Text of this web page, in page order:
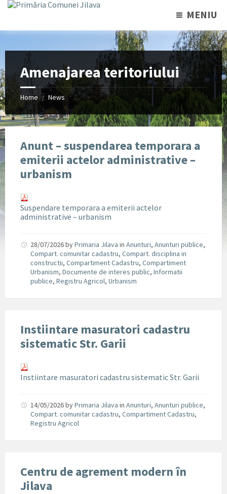
MENIU
Amenajarea teritoriului
Home / News
Anunt – suspendarea temporara a
emiterii actelor administrative –
urbanism
Suspendare temporara a emiterii actelor
administrative – urbanism
28/07/2026byPrimaria Jilava in Anunturi, Anunturi publice,
Compart. comunitar cadastru, Compart. disciplina in
constructii, Compartiment Cadastru, Compartiment
Urbanism, Documente de interes public, Informatii
publice, Registru Agricol, Urbanism
Instiintare masuratori cadastru
sistematic Str. Garii
Instiintare masuratori cadastru sistematic Str. Garii
14/05/2026byPrimaria Jilava in Anunturi, Anunturi publice,
Compart. comunitar cadastru, Compartiment Cadastru,
Registru Agricol
Centru de agrement modern în
Jilava